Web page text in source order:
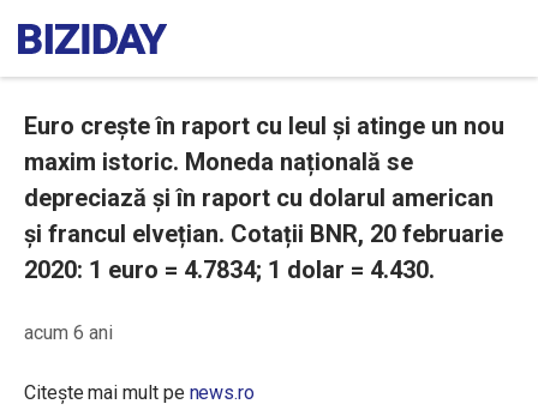
Euro crește în raport cu leul și atinge un nou
maxim istoric. Moneda națională se
depreciază și în raport cu dolarul american
și francul elvețian. Cotații BNR, 20 februarie
2020: 1 euro = 4.7834; 1 dolar = 4.430.
acum 6 ani
Citește mai mult pe news.ro